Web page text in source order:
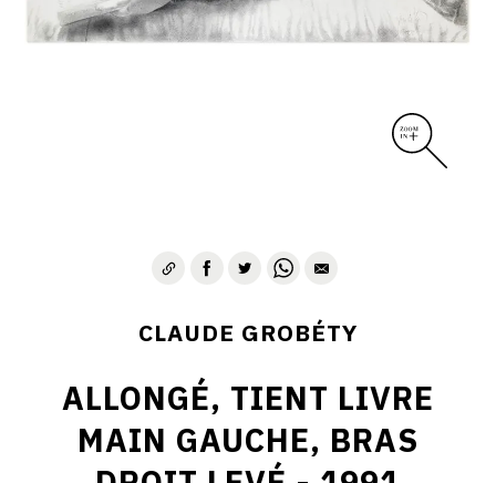
CLAUDE GROBÉTY
ALLONGÉ, TIENT LIVRE
MAIN GAUCHE, BRAS